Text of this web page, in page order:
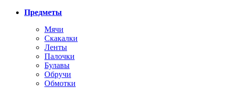
Предметы
Мячи
Скакалки
Ленты
Палочки
Булавы
Обручи
Обмотки